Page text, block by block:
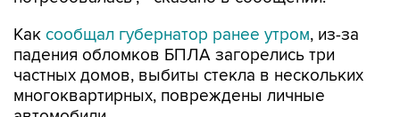
частных домов, выбиты стекла в нескольких
многоквартирных, повреждены личные
автомобили.